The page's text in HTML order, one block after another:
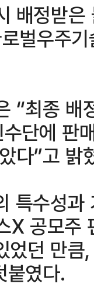
배정받
벌우주
“최종
단에 판
다”고 밝
특수성
X 공모주
었던 만
붙였다.